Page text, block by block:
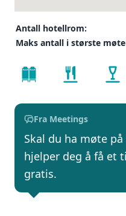
Antall hotellrom:
Maks antall i største
Fra Meetings
Skal du ha møte
hjelper deg å få et
gratis.